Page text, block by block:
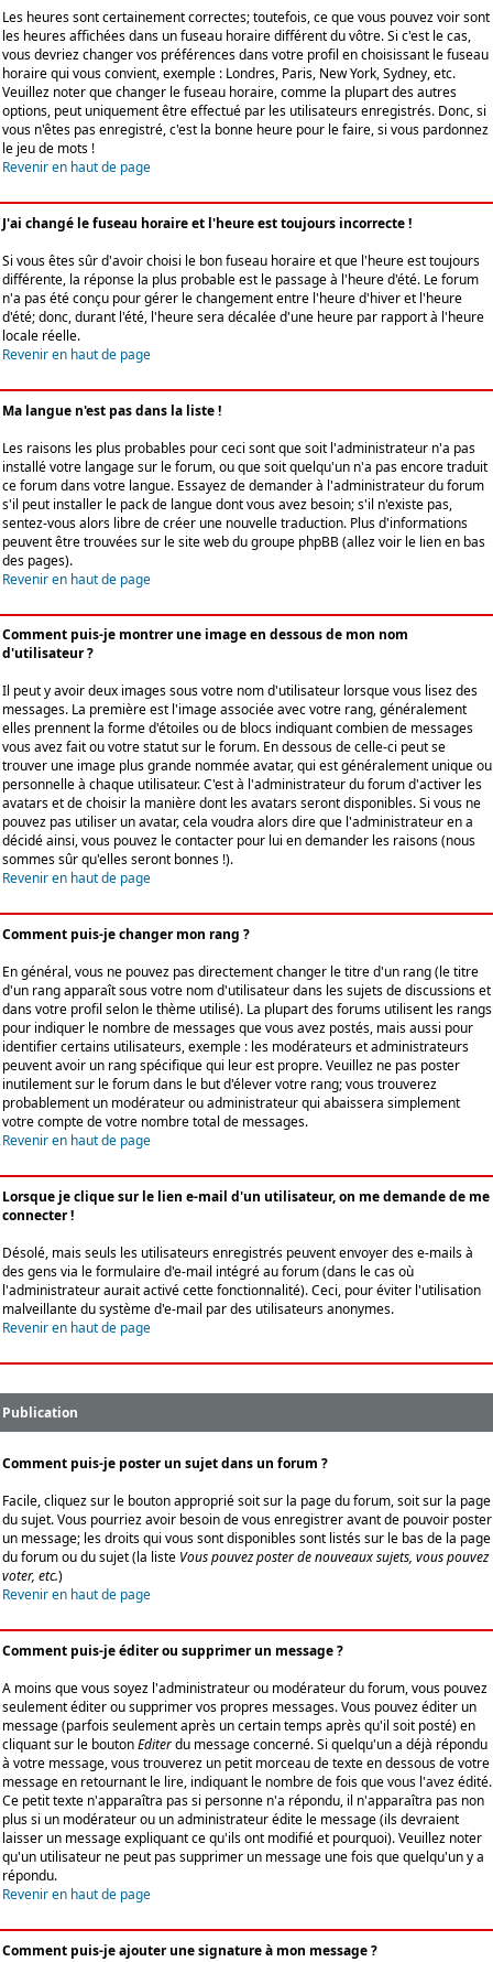
Les heures sont certainement correctes; toutefois, ce que vous pouvez voir sont
les heures affichées dans un fuseau horaire différent du vôtre. Si c'est le cas,
vous devriez changer vos préférences dans votre profil en choisissant le fuseau
horaire qui vous convient, exemple : Londres, Paris, New York, Sydney, etc.
Veuillez noter que changer le fuseau horaire, comme la plupart des autres
options, peut uniquement être effectué par les utilisateurs enregistrés. Donc, si
vous n'êtes pas enregistré, c'est la bonne heure pour le faire, si vous pardonnez
le jeu de mots !
Revenir en haut de page
J'ai changé le fuseau horaire et l'heure est toujours incorrecte !
Si vous êtes sûr d'avoir choisi le bon fuseau horaire et que l'heure est toujours
différente, la réponse la plus probable est le passage à l'heure d'été. Le forum
n'a pas été conçu pour gérer le changement entre l'heure d'hiver et l'heure
d'été; donc, durant l'été, l'heure sera décalée d'une heure par rapport à l'heure
locale réelle.
Revenir en haut de page
Ma langue n'est pas dans la liste !
Les raisons les plus probables pour ceci sont que soit l'administrateur n'a pas
installé votre langage sur le forum, ou que soit quelqu'un n'a pas encore traduit
ce forum dans votre langue. Essayez de demander à l'administrateur du forum
s'il peut installer le pack de langue dont vous avez besoin; s'il n'existe pas,
sentez-vous alors libre de créer une nouvelle traduction. Plus d'informations
peuvent être trouvées sur le site web du groupe phpBB (allez voir le lien en bas
des pages).
Revenir en haut de page
Comment puis-je montrer une image en dessous de mon nom
d'utilisateur ?
Il peut y avoir deux images sous votre nom d'utilisateur lorsque vous lisez des
messages. La première est l'image associée avec votre rang, généralement
elles prennent la forme d'étoiles ou de blocs indiquant combien de messages
vous avez fait ou votre statut sur le forum. En dessous de celle-ci peut se
trouver une image plus grande nommée avatar, qui est généralement unique ou
personnelle à chaque utilisateur. C'est à l'administrateur du forum d'activer les
avatars et de choisir la manière dont les avatars seront disponibles. Si vous ne
pouvez pas utiliser un avatar, cela voudra alors dire que l'administrateur en a
décidé ainsi, vous pouvez le contacter pour lui en demander les raisons (nous
sommes sûr qu'elles seront bonnes !).
Revenir en haut de page
Comment puis-je changer mon rang ?
En général, vous ne pouvez pas directement changer le titre d'un rang (le titre
d'un rang apparaît sous votre nom d'utilisateur dans les sujets de discussions et
dans votre profil selon le thème utilisé). La plupart des forums utilisent les rangs
pour indiquer le nombre de messages que vous avez postés, mais aussi pour
identifier certains utilisateurs, exemple : les modérateurs et administrateurs
peuvent avoir un rang spécifique qui leur est propre. Veuillez ne pas poster
inutilement sur le forum dans le but d'élever votre rang; vous trouverez
probablement un modérateur ou administrateur qui abaissera simplement
votre compte de votre nombre total de messages.
Revenir en haut de page
Lorsque je clique sur le lien e-mail d'un utilisateur, on me demande de me
connecter !
Désolé, mais seuls les utilisateurs enregistrés peuvent envoyer des e-mails à
des gens via le formulaire d'e-mail intégré au forum (dans le cas où
l'administrateur aurait activé cette fonctionnalité). Ceci, pour éviter l'utilisation
malveillante du système d'e-mail par des utilisateurs anonymes.
Revenir en haut de page
Publication
Comment puis-je poster un sujet dans un forum ?
Facile, cliquez sur le bouton approprié soit sur la page du forum, soit sur la page
du sujet. Vous pourriez avoir besoin de vous enregistrer avant de pouvoir poster
un message; les droits qui vous sont disponibles sont listés sur le bas de la page
du forum ou du sujet (la liste Vous pouvez poster de nouveaux sujets, vous pouvez
voter, etc.)
Revenir en haut de page
Comment puis-je éditer ou supprimer un message ?
A moins que vous soyez l'administrateur ou modérateur du forum, vous pouvez
seulement éditer ou supprimer vos propres messages. Vous pouvez éditer un
message (parfois seulement après un certain temps après qu'il soit posté) en
cliquant sur le boutonEditerdu message concerné. Si quelqu'un a déjà répondu
à votre message, vous trouverez un petit morceau de texte en dessous de votre
message en retournant le lire, indiquant le nombre de fois que vous l'avez édité.
Ce petit texte n'apparaîtra pas si personne n'a répondu, il n'apparaîtra pas non
plus si un modérateur ou un administrateur édite le message (ils devraient
laisser un message expliquant ce qu'ils ont modifié et pourquoi). Veuillez noter
qu'un utilisateur ne peut pas supprimer un message une fois que quelqu'un y a
répondu.
Revenir en haut de page
Comment puis-je ajouter une signature à mon message ?